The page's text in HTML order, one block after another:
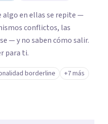
algo en ellas se repite —
conflictos, las
— y no saben cómo salir.
para ti.
borderline +7 más